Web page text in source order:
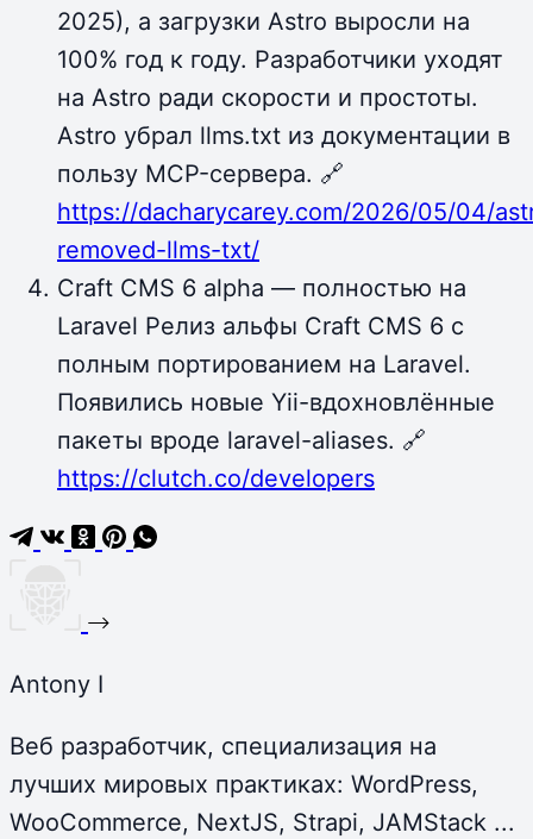
2025), а загрузки Astro выросли на
100% год к году. Разработчики уходят
на Astro ради скорости и простоты.
Astro убрал llms.txt из документации в
пользу MCP-сервера. 🔗
https://dacharycarey.com/2026/05/04/
removed-llms-txt/
Craft CMS 6 alpha — полностью на
Laravel Релиз альфы Craft CMS 6 с
полным портированием на Laravel.
Появились новые Yii-вдохновлённые
пакеты вроде laravel-aliases. 🔗
https://clutch.co/developers
Antony I
Веб разработчик, специализация на
лучших мировых практиках: WordPress,
WooCommerce, NextJS, Strapi, JAMStack ...